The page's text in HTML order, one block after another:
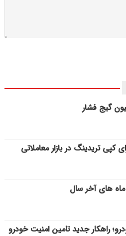
گیج فشار
کپی‌ تریدینگ در بازار معاملاتی
های آخر سال
راهکار جدید تامین امنیت خودرو